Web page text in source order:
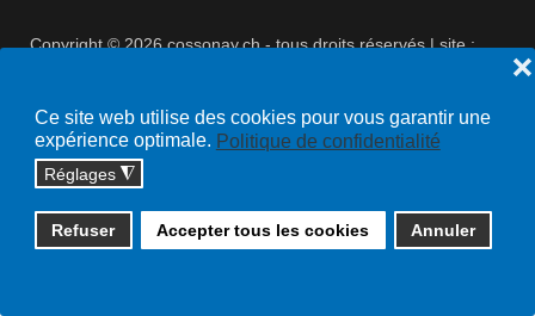
Ce site web utilise des cookies pour vous garantir une
expérience optimale. Politique de confidentialité
Réglages ◮
Refuser Accepter tous les cookies Annuler
❌
Copyright © 2026 cossonay.ch - tous droits réservés | site :
Plan du site